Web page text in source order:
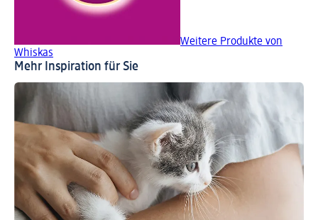
Weitere Produkte von
Whiskas
Mehr Inspiration für Sie